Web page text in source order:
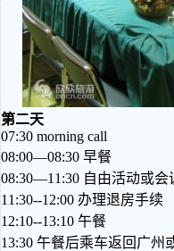
第二天
07:30 morning call
08:00—08:30 早餐
08:30—11:30 自由活动或会
11:30--12:00 办理退房手续
12:10--13:10 午餐
13:30 午餐后乘车返回广州